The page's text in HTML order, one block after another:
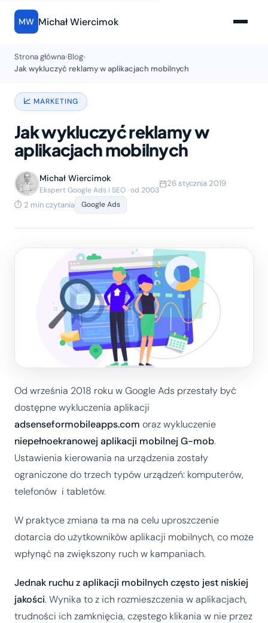
MW Michał Wiercimok
Strona główna›Blog›
Jak wykluczyć reklamy w aplikacjach mobilnych
📈 MARKETING
Jak wykluczyć reklamy w
aplikacjach mobilnych
Michał Wiercimok
Ekspert Google Ads i SEO · od 2003
26 stycznia 2019
⏱ 2 min czytania Google Ads
Od września 2018 roku w Google Ads przestały być
dostępne wykluczenia aplikacji
adsenseformobileapps.com oraz wykluczenie
niepełnoekranowej aplikacji mobilnej G-mob.
Ustawienia kierowania na urządzenia zostały
ograniczone do trzech typów urządzeń: komputerów,
telefonów i tabletów.
W praktyce zmiana ta ma na celu uproszczenie
dotarcia do użytkowników aplikacji mobilnych, co może
wpłynąć na zwiększony ruch w kampaniach.
Jednak ruchu z aplikacji mobilnych często jest niskiej
jakości. Wynika to z ich rozmieszczenia w aplikacjach,
trudności ich zamknięcia, częstego klikania w nie przez